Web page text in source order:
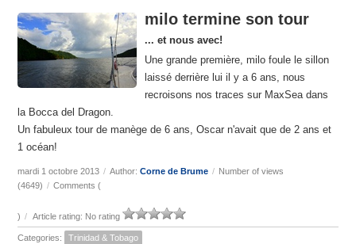
milo termine son tour
... et nous avec!
Une grande première, milo foule le sillon
laissé derrière lui il y a 6 ans, nous
recroisons nos traces sur MaxSea dans
la Bocca del Dragon.
Un fabuleux tour de manège de 6 ans, Oscar n'avait que de 2 ans et
1 océan!
mardi 1 octobre 2013 / Author:Corne de Brume / Number of views
(4649) / Comments (
) / Article rating: No rating
Categories: Trinidad & Tobago